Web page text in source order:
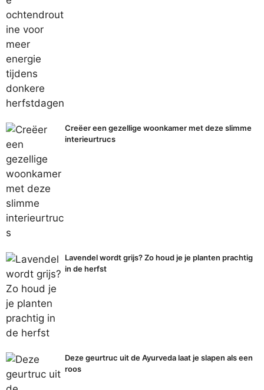
Creëer een gezellige woonkamer met deze slimme
interieurtrucs
Lavendel wordt grijs? Zo houd je je planten prachtig
in de herfst
Deze geurtruc uit de Ayurveda laat je slapen als een
roos